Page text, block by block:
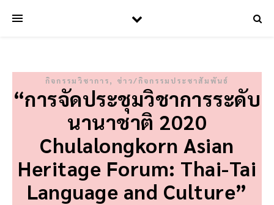
กิจกรรมวิชาการ, ข่าว/กิจกรรมประชาสัมพันธ์
“การจัดประชุมวิชาการระดับ
นานาชาติ 2020
Chulalongkorn Asian
Heritage Forum: Thai-Tai
Language and Culture”